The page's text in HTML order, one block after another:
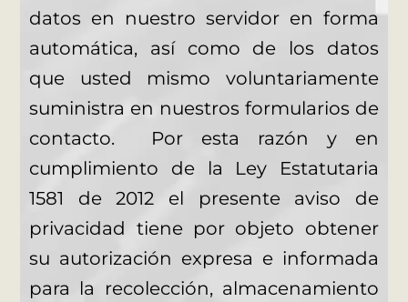
datos en nuestro servidor en forma
automática, así como de los datos
que usted mismo voluntariamente
suministra en nuestros formularios de
contacto. Por esta razón y en
cumplimiento de la Ley Estatutaria
1581 de 2012 el presente aviso de
privacidad tiene por objeto obtener
su autorización expresa e informada
para la recolección, almacenamiento